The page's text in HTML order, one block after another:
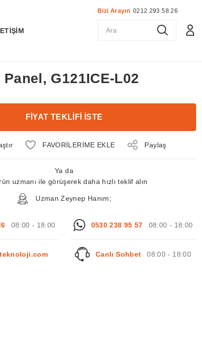
Bizi Arayın 0212 293 58 26
G121ICE-L02
FİYAT TEKLİFİ İSTE
Paylaş
Ya da
uzmanı ile görüşerek daha hızlı teklif alın
Uzman Zeynep Hanım;
08:00 - 18:00 0530 238 95 57 08:00 - 18:00
Canlı Sohbet 08:00 - 18:00